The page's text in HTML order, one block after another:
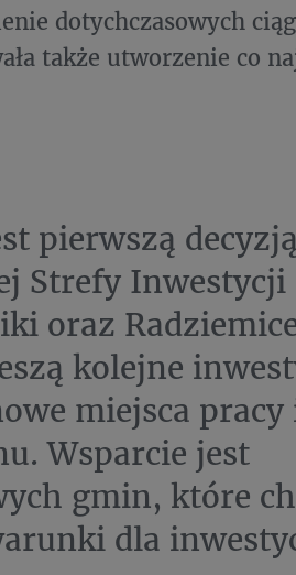
dotychczasowych
także utworzenie co
pierwszą
Strefy Inwestycji
oraz
kolejne
miejsca pracy
Wsparcie jest
gmin, które
dla